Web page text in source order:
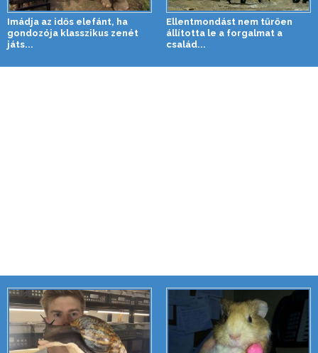
Imádja az idős elefánt, ha
gondozója klasszikus zenét
játs...
Ellentmondást nem tűrően
állította le a forgalmat a
család...